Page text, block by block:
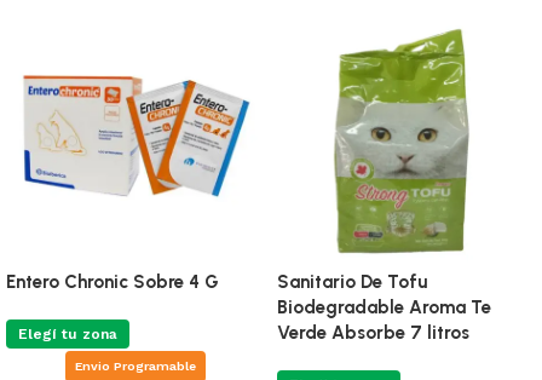
Entero Chronic Sobre 4 G
Elegí tu zona
Envio Programable
Sanitario De Tofu
Biodegradable Aroma Te
Verde Absorbe 7 litros